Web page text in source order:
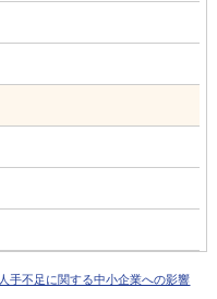
人手不足に関する中小企業への影響